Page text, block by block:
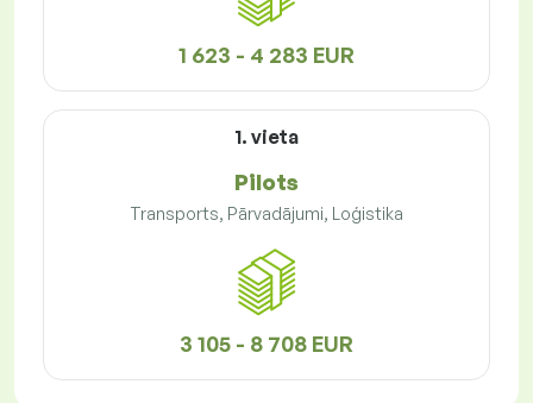
1 623 - 4 283 EUR
1. vieta
Pilots
Transports, Pārvadājumi, Loģistika
3 105 - 8 708 EUR